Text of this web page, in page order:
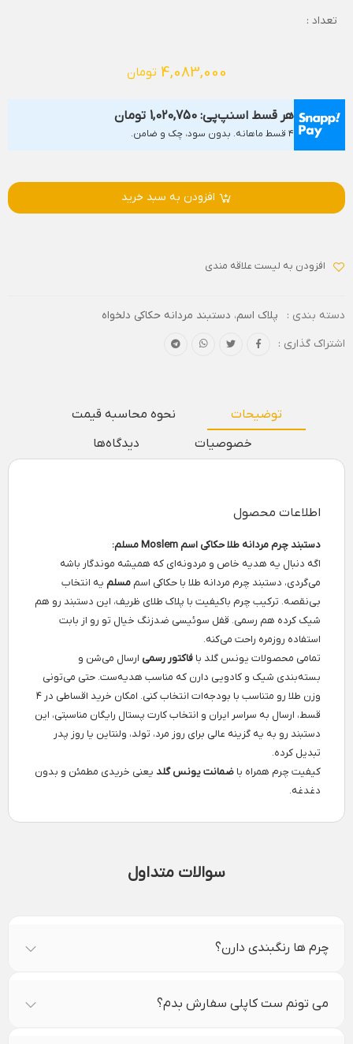
تعداد :
4,083,000 تومان
هر قسط اسنپ‌پی: 1,020,750 تومان
۴ قسط ماهانه. بدون سود، چک و ضامن.
افزودن به سبد خرید
افزودن به لیست علاقه مندی
دسته بندی : پلاک اسم، دستبند مردانه حکاکی دلخواه
اشتراک گذاری :
توضیحات
نحوه محاسبه قیمت
خصوصیات
دیدگاه‌ها
اطلاعات محصول
دستبند چرم مردانه طلا حکاکی اسم Moslem مسلم:
اگه دنبال یه هدیه خاص و مردونه‌ای که همیشه موندگار باشه
می‌گردی، دستبند چرم مردانه طلا با حکاکی اسم مسلم یه انتخاب
بی‌نقصه. ترکیب چرم باکیفیت با پلاک طلای ظریف، این دستبند رو هم
شیک کرده هم رسمی. قفل سوئیسی ضدزنگ خیال تو رو از بابت
استفاده روزمره راحت می‌کنه.
تمامی محصولات یونس گلد با فاکتور رسمی ارسال می‌شن و
بسته‌بندی شیک و کادویی دارن که مناسب هدیه‌ست. حتی می‌تونی
وزن طلا رو متناسب با بودجه‌ات انتخاب کنی. امکان خرید اقساطی در ۴
قسط، ارسال به سراسر ایران و انتخاب کارت پستال رایگان مناسبتی، این
دستبند رو به یه گزینه عالی برای روز مرد، تولد، ولنتاین یا روز پدر
تبدیل کرده.
کیفیت چرم همراه با ضمانت یونس گلد یعنی خریدی مطمئن و بدون
دغدغه.
سوالات متداول
چرم ها رنگبندی دارن؟
می تونم ست کاپلی سفارش بدم؟